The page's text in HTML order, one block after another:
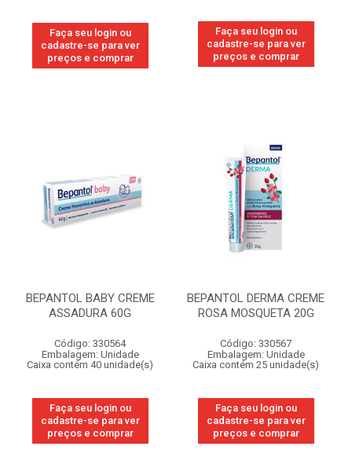
Faça seu login ou
cadastre-se para ver
preços e comprar
Faça seu login ou
cadastre-se para ver
preços e comprar
BEPANTOL BABY CREME
ASSADURA 60G
Código: 330564
Embalagem: Unidade
Caixa contém 40 unidade(s)
Faça seu login ou
cadastre-se para ver
preços e comprar
BEPANTOL DERMA CREME
ROSA MOSQUETA 20G
Código: 330567
Embalagem: Unidade
Caixa contém 25 unidade(s)
Faça seu login ou
cadastre-se para ver
preços e comprar